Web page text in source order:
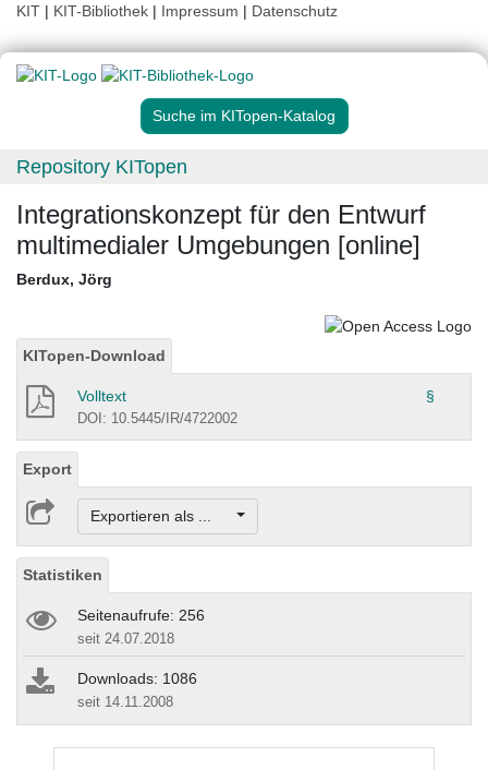
KIT | KIT-Bibliothek | Impressum | Datenschutz
Suche im KITopen-Katalog
Repository KITopen
Integrationskonzept für den Entwurf
multimedialer Umgebungen [online]
Berdux, Jörg
KITopen-Download
Volltext §
DOI: 10.5445/IR/4722002
Export
Exportieren als ...
Statistiken
Seitenaufrufe: 256
seit 24.07.2018
Downloads: 1086
seit 14.11.2008